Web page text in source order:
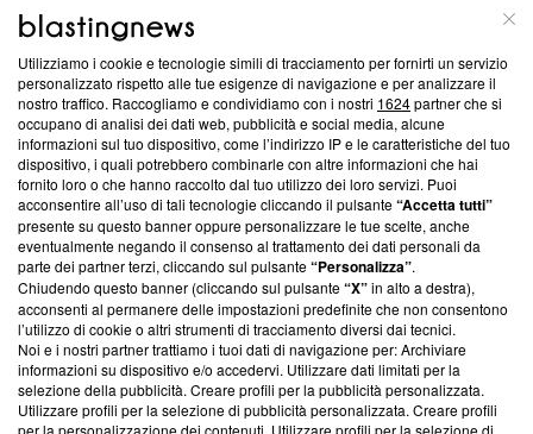
ABOUT
Questa sezione offre informazioni trasparenti su Blasting
News, sui nostri processi editoriali e su come ci impegniamo a
creare news di qualità. Inoltre, afferma la nostra aderenza a
‘Trust Project - News with Integrity’Blasting News non è
ancora membro del programma, ma ha richiesto di farne
parte; Trust Project non ha ancora effettuato una verifica di
conformità agli standard.
Su di noi
Team editoriale
Corporate
Redazione
Utilizziamo i cookie e tecnologie simili di tracciamento per fornirti un servizio
personalizzato rispetto alle tue esigenze di navigazione e per analizzare il
nostro traffico. Raccogliamo e condividiamo con i nostri 1624partner che si
occupano di analisi dei dati web, pubblicità e social media, alcune
informazioni sul tuo dispositivo, come l’indirizzo IP e le caratteristiche del tuo
dispositivo, i quali potrebbero combinarle con altre informazioni che hai
fornito loro o che hanno raccolto dal tuo utilizzo dei loro servizi. Puoi
acconsentire all’uso di tali tecnologie cliccando il pulsante“Accetta tutti”
presente su questo banner oppure personalizzare le tue scelte, anche
eventualmente negando il consenso al trattamento dei dati personali da
parte dei partner terzi, cliccando sul pulsante“Personalizza”.
Chiudendo questo banner (cliccando sul pulsante“X”in alto a destra),
acconsenti al permanere delle impostazioni predefinite che non consentono
l’utilizzo di cookie o altri strumenti di tracciamento diversi dai tecnici.
Noi e i nostri partner trattiamo i tuoi dati di navigazione per: Archiviare
informazioni su dispositivo e/o accedervi. Utilizzare dati limitati per la
selezione della pubblicità. Creare profili per la pubblicità personalizzata.
Utilizzare profili per la selezione di pubblicità personalizzata. Creare profili
per la personalizzazione dei contenuti. Utilizzare profili per la selezione di